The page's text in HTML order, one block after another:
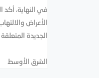
في النهاية،
الجديدة
الشرق الأوسط